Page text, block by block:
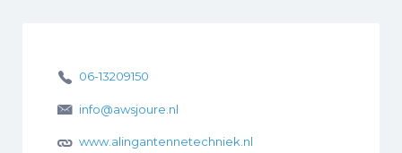
06-13209150
info@awsjoure.nl
www.alingantennetechniek.nl